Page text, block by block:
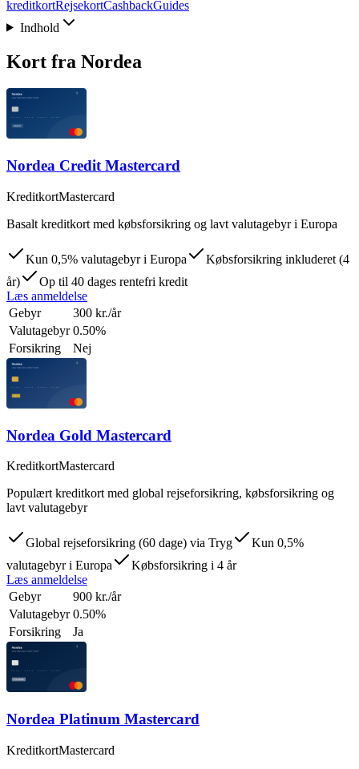
kreditkortRejsekortCashbackGuides
Indhold
Kort fra Nordea
Nordea Credit Mastercard
KreditkortMastercard
Basalt kreditkort med købsforsikring og lavt valutagebyr i Europa
Kun 0,5% valutagebyr i Europa
Købsforsikring inkluderet (4
år)
Op til 40 dages rentefri kredit
Læs anmeldelse
Gebyr
300 kr./år
Valutagebyr 0.50%
Forsikring
Nej
Nordea Gold Mastercard
KreditkortMastercard
Populært kreditkort med global rejseforsikring, købsforsikring og
lavt valutagebyr
Global rejseforsikring (60 dage) via Tryg
Kun 0,5%
valutagebyr i Europa
Købsforsikring i 4 år
Læs anmeldelse
Gebyr
900 kr./år
Valutagebyr 0.50%
Forsikring
Ja
Nordea Platinum Mastercard
KreditkortMastercard